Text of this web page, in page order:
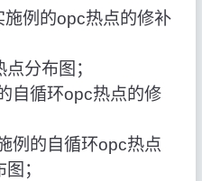
例的opc热点的修补
分布图；
自循环opc热点的修
例的自循环opc热点
；